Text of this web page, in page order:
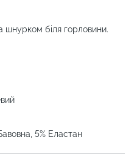
біля горловини.
5% Еластан